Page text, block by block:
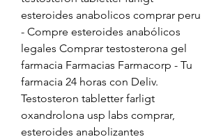
esteroides anabolicos comprar peru
- Compre esteroides anabólicos
legales Comprar testosterona gel
farmacia Farmacias Farmacorp - Tu
farmacia 24 horas con Deliv.
Testosteron tabletter farligt
oxandrolona usp labs comprar,
esteroides anabolizantes